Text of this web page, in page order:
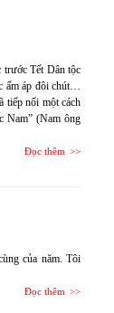
trước Tết Dân tộc
ấm áp đôi chút…
tiếp nối một cách
Nam” (Nam ông
Đọc thêm
của năm. Tôi
Đọc thêm